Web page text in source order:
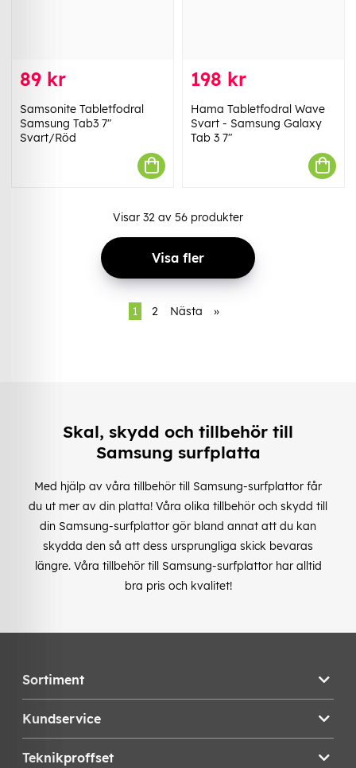
89 kr
Samsonite Tabletfodral
Samsung Tab3 7"
Svart/Röd
198 kr
Hama Tabletfodral Wave
Svart - Samsung Galaxy
Tab 3 7"
Visar 32 av 56 produkter
Visa fler
1 2 Nästa »
Skal, skydd och tillbehör till
Samsung surfplatta
Med hjälp av våra tillbehör till Samsung-surfplattor får
du ut mer av din platta! Våra olika tillbehör och skydd till
din Samsung-surfplattor gör bland annat att du kan
skydda den så att dess ursprungliga skick bevaras
längre. Våra tillbehör till Samsung-surfplattor har alltid
bra pris och kvalitet!
Sortiment
Kundservice
Teknikproffset